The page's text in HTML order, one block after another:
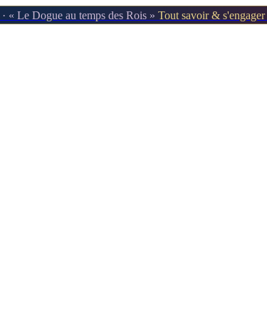
· « Le Dogue au temps des Rois » Tout savoir &